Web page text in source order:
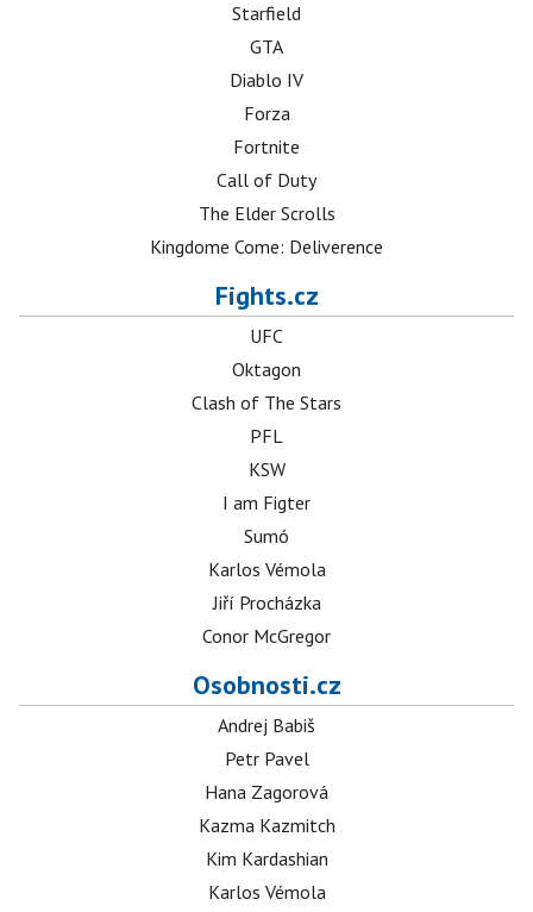
Starfield
GTA
Diablo IV
Forza
Fortnite
Call of Duty
The Elder Scrolls
Kingdome Come: Deliverence
Fights.cz
UFC
Oktagon
Clash of The Stars
PFL
KSW
I am Figter
Sumó
Karlos Vémola
Jiří Procházka
Conor McGregor
Osobnosti.cz
Andrej Babiš
Petr Pavel
Hana Zagorová
Kazma Kazmitch
Kim Kardashian
Karlos Vémola